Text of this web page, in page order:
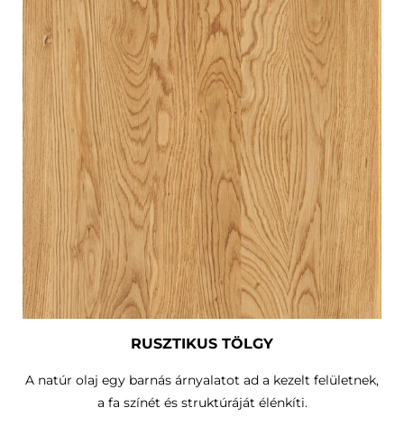
RUSZTIKUS TÖLGY
A natúr olaj egy barnás árnyalatot ad a kezelt felületnek,
a fa színét és struktúráját élénkíti.